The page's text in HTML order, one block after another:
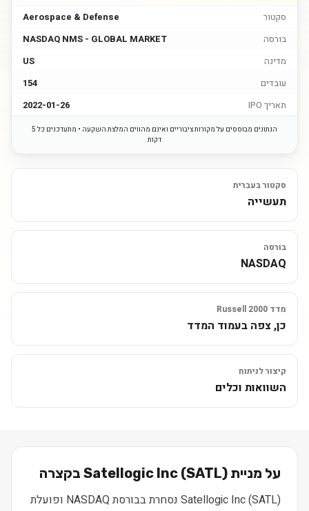
סקטור
Aerospace & Defense
בורסה
NASDAQ NMS - GLOBAL MARKET
מדינה
US
עובדים
154
תאריך IPO
2022-01-26
הנתונים מבוססים על מקורות ציבוריים ואינם מהווים המלצת השקעה • מתעדכנים כל 5
דקות
סקטור בעברית
תעשייה
בורסה
NASDAQ
מדד Russell 2000
כן, צפה בעמוד המדד
קיצור לניתוח
השוואות וכלים
על מניית Satellogic Inc (SATL) בקצרה
Satellogic Inc (SATL) נסחרת בבורסת NASDAQ ופועלת